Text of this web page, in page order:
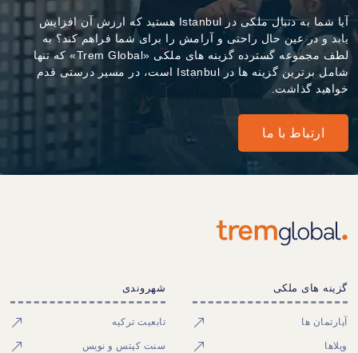
آیا شما به دنبال ملکی در Istanbul هستید که ارزش آن افزایش
یابد و در عین حال راحتی و آرامش را برای شما فراهم کند؟ به
لطف مجموعه گسترده گزینه های ملکی «Trem Global» که تنها
شامل برترین گزینه ها در Istanbul است، در مسیر درستی قدم
خواهید گذاشت.
ارتباط با ما
گزینه های ملکی
آپارتمان ها
ویلاها
شهروندی
تابعیت ترکیه
سنت کیتس و نویس